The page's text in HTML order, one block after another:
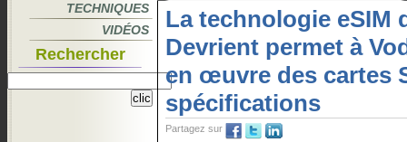
TECHNIQUES
VIDÉOS
Rechercher
La technologie eSIM
Devrient permet à
en œuvre des cartes
spécifications
Partagez sur